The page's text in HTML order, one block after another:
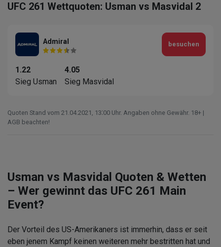
UFC 261 Wettquoten: Usman vs Masvidal 2
Admiral
1.22
Sieg Usman
4.05
Sieg Masvidal
besuchen
Quoten Stand vom 21.04.2021‚ 13⁚00 Uhr. Angaben ohne Gewähr. 18+ |
AGB beachten!
Usman vs Masvidal Quoten & Wetten
– Wer gewinnt das UFC 261 Main
Event?
Der Vorteil des US-Amerikaners ist immerhin, dass er seit
eben jenem Kampf keinen weiteren mehr bestritten hat und